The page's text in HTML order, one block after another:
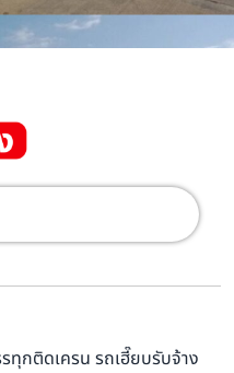
ทุกติดเครน รถเฮี๊ยบรับจ้าง